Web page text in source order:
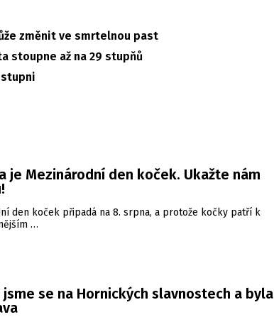
změnit ve smrtelnou past
stoupne až na 29 stupňů
je Mezinárodní den koček. Ukažte nám
den koček připadá na 8. srpna, a protože kočky patří k
…
se na Hornických slavnostech a byla